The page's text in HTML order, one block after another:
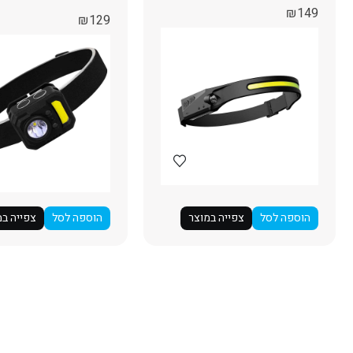
₪149
הוספה לסל צפייה במוצר
₪129
הוספה לסל צפייה